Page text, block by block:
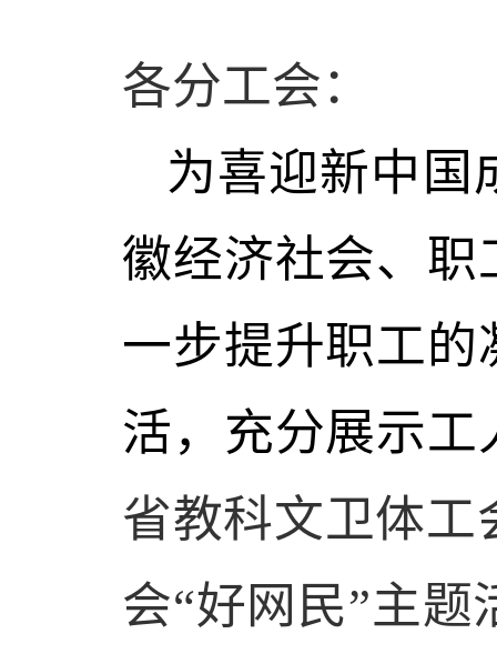
各分工会：
为喜迎新中国
徽经济社会、
一步提升职工
活，充分展示
省教科文卫体
会“好网民”主